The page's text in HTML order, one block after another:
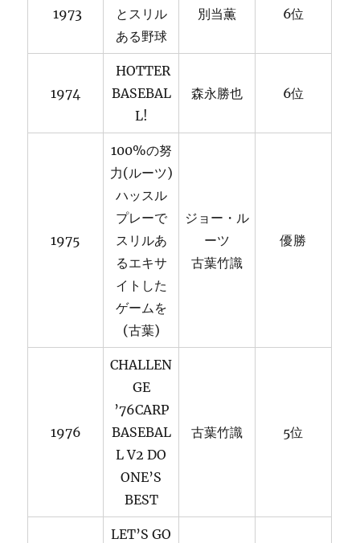
1973
とスリル
ある野球
別当薫 6位
1974
HOTTER
BASEBAL
L!
森永勝也 6位
1975
100%の努
力(ルーツ)
ハッスル
プレーで
スリルあ
るエキサ
イトした
ゲームを
(古葉)
ジョー・ル
ーツ
古葉竹識
優勝
1976
CHALLEN
GE
’76CARP
BASEBAL
L V2 DO
ONE’S
BEST
古葉竹識 5位
LET’S GO